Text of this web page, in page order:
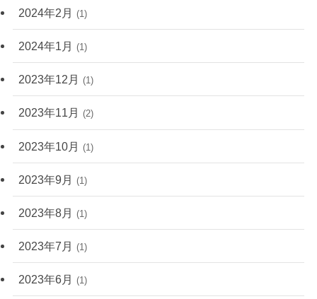
2024年2月 (1)
2024年1月 (1)
2023年12月 (1)
2023年11月 (2)
2023年10月 (1)
2023年9月 (1)
2023年8月 (1)
2023年7月 (1)
2023年6月 (1)